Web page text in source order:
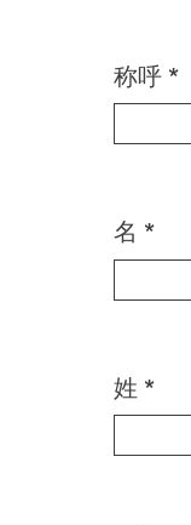
称呼 *
名 *
姓 *